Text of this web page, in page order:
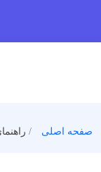
صفحه اصلی